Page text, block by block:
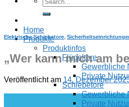
Home
Produkte
Produktinfos
Flügeltore
Gewerbliche
Private
Schiebetore
Gewerbliche
Private
Elektrische Schiebetore,
„Wer kann mich am
Veröffentlicht am 14. Dezember